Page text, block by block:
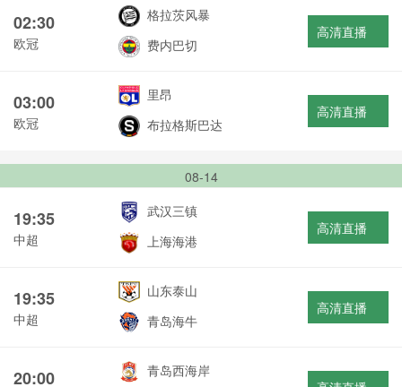
02:30
欧冠
格拉茨风暴
费内巴切
高清直播
03:00
欧冠
里昂
布拉格斯巴达
高清直播
08-14
19:35
中超
武汉三镇
上海海港
高清直播
19:35
中超
山东泰山
青岛海牛
高清直播
20:00
青岛西海岸